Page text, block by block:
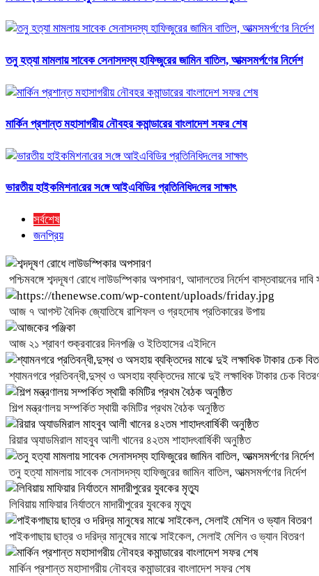
তনু হত্যা মামলায় সাবেক সেনাসদস্য হাফিজুরের জামিন বাতিল, আত্মসমর্পণের নির্দেশ
মার্কিন প্রশান্ত মহাসাগরীয় নৌবহর কমান্ডারের বাংলাদেশ সফর শেষ
ভারতীয় হাইক‌মিশনা‌রের স‌ঙ্গে আইএবিডির প্রতি‌নি‌ধিদ‌লের সাক্ষাৎ
সর্বশেষ
জনপ্রিয়
পশ্চিমবঙ্গে শব্দদূষণ রোধে লাউডস্পিকার অপসারণ, আদালতের নির্দেশ বাস্তবায়নের দাবি
আজ ৭ আগস্ট বৈদিক জ্যোতিষে রাশিফল ও গ্রহদোষ প্রতিকারের উপায়
আজ ২১ শ্রাবণ শুক্রবারের দিনপঞ্জি ও ইতিহাসের এইদিনে
শ্যামনগরে প্রতিবন্ধী,দুস্থ ও অসহায় ব্যক্তিদের মাঝে দুই লক্ষাধিক টাকার চেক
শিল্প মন্ত্রণালয় সম্পর্কিত স্থায়ী কমিটির প্রথম বৈঠক অনুষ্ঠিত
রিয়ার অ্যাডমিরাল মাহবুব আলী খানের ৪২তম শাহাদৎবার্ষিকী অনুষ্ঠিত
তনু হত্যা মামলায় সাবেক সেনাসদস্য হাফিজুরের জামিন বাতিল, আত্মসমর্পণের নির্দেশ
লিবিয়ায় মাফিয়ার নির্যাতনে মাদারীপুরের যুবকের মৃত্যু
পাইকগাছায় ছাত্র ও দরিদ্র মানুষের মাঝে সাইকেল, সেলাই মেশিন ও ভ্যান বিতরণ
মার্কিন প্রশান্ত মহাসাগরীয় নৌবহর কমান্ডারের বাংলাদেশ সফর শেষ